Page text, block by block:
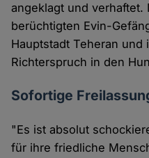
angeklagt und
berüchtigten Evin-
Hauptstadt Teheran
Richterspruch in den
Sofortige
"Es ist absolut
für ihre friedliche